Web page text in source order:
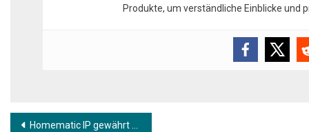
Produkte, um verständliche Einblicke und
Beitragsnavigation
Homematic IP gewährt einen exklusiven Einblick in die neue Homematic IP App